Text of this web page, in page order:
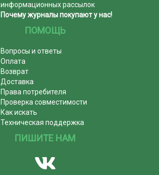
информационных рассылок
Почему журналы покупают у нас!
ПОМОЩЬ
Вопросы и ответы
Оплата
Возврат
Доставка
Права потребителя
Проверка совместимости
Как искать
Техническая поддержка
ПИШИТЕ НАМ